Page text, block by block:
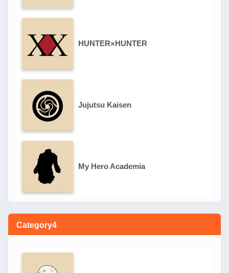
HUNTER×HUNTER
Jujutsu Kaisen
My Hero Academia
Category4